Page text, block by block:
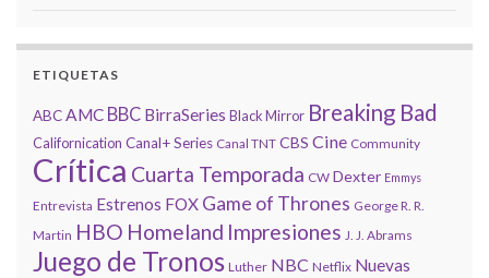
ETIQUETAS
ABCAMC BBC BirraSeries Black Mirror Breaking Bad
Californication Canal+ Series Canal TNT CBS Cine Community
Crítica Cuarta Temporada CW Dexter Emmys
Entrevista Estrenos FOX Game of Thrones George R. R.
Martin HBO Homeland Impresiones J. J. Abrams
Juego de Tronos Luther NBC Netflix Nuevas